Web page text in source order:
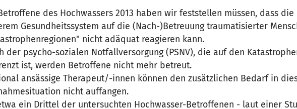
des Hochwassers 2013 haben wir feststellen müssen, dass die
Gesundheitssystem auf die (Nach-)Betreuung traumatisierter
nicht adäquat reagieren kann.
der psycho-sozialen Notfallversorgung (PSNV), die auf den
ist, werden Betroffene nicht mehr betreut.
ansässige Therapeut/-innen können den zusätzlichen Bedarf in
nicht auffangen.
ein Drittel der untersuchten Hochwasser-Betroffenen - laut einer